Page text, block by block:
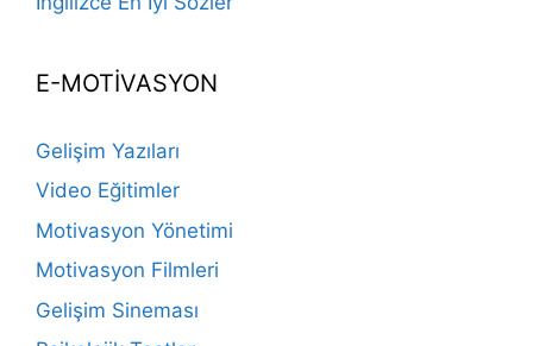
E-MOTİVASYON
Gelişim Yazıları
Video Eğitimler
Motivasyon Yönetimi
Motivasyon Filmleri
Gelişim Sineması